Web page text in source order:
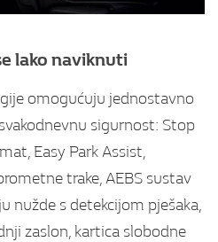
lako naviknuti
omogućuju jednostavno
sigurnost: Stop
Easy Park Assist,
trake, AEBS sustav
nužde s detekcijom pješaka,
zaslon, kartica slobodne